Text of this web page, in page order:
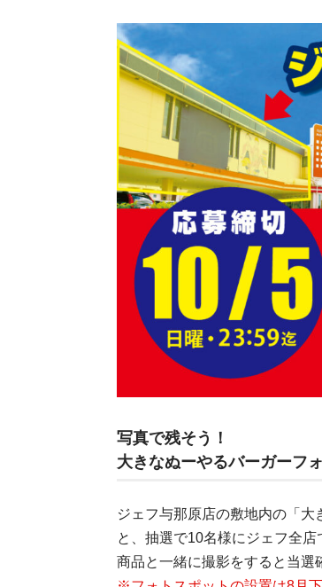
写真で残そう！
大きなぬーやるバーガーフ
ジェフ与那原店の敷地内の「
と、抽選で10名様にジェフ全
商品と一緒に撮影をすると当選